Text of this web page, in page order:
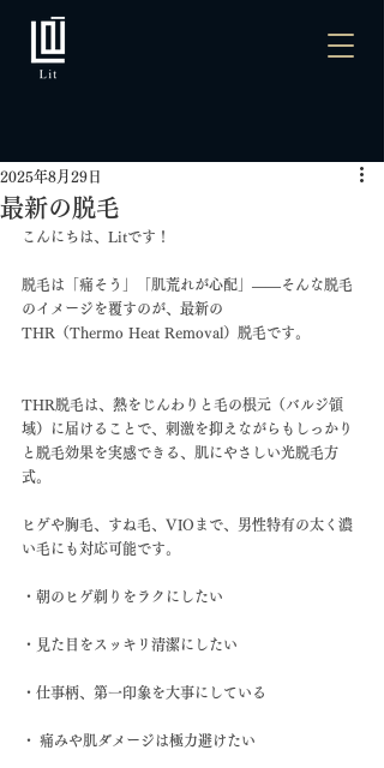
最新の脱毛
2025年8月29日
こんにちは、Litです！
脱毛は「痛そう」「肌荒れが心配」――そんな脱毛
のイメージを覆すのが、最新の
THR（Thermo Heat Removal）脱毛です。
THR脱毛は、熱をじんわりと毛の根元（バルジ領
域）に届けることで、刺激を抑えながらもしっかり
と脱毛効果を実感できる、肌にやさしい光脱毛方
式。
ヒゲや胸毛、すね毛、VIOまで、男性特有の太く濃
い毛にも対応可能です。
・朝のヒゲ剃りをラクにしたい
・見た目をスッキリ清潔にしたい
・仕事柄、第一印象を大事にしている
・ 痛みや肌ダメージは極力避けたい